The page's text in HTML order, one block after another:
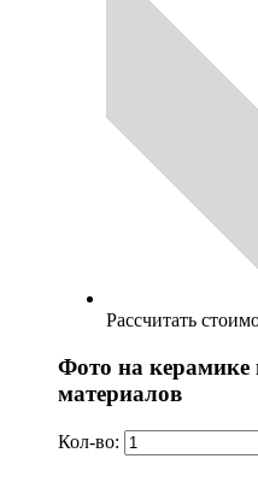
Рассчитать
Фото на керамике
материалов
Кол-во: